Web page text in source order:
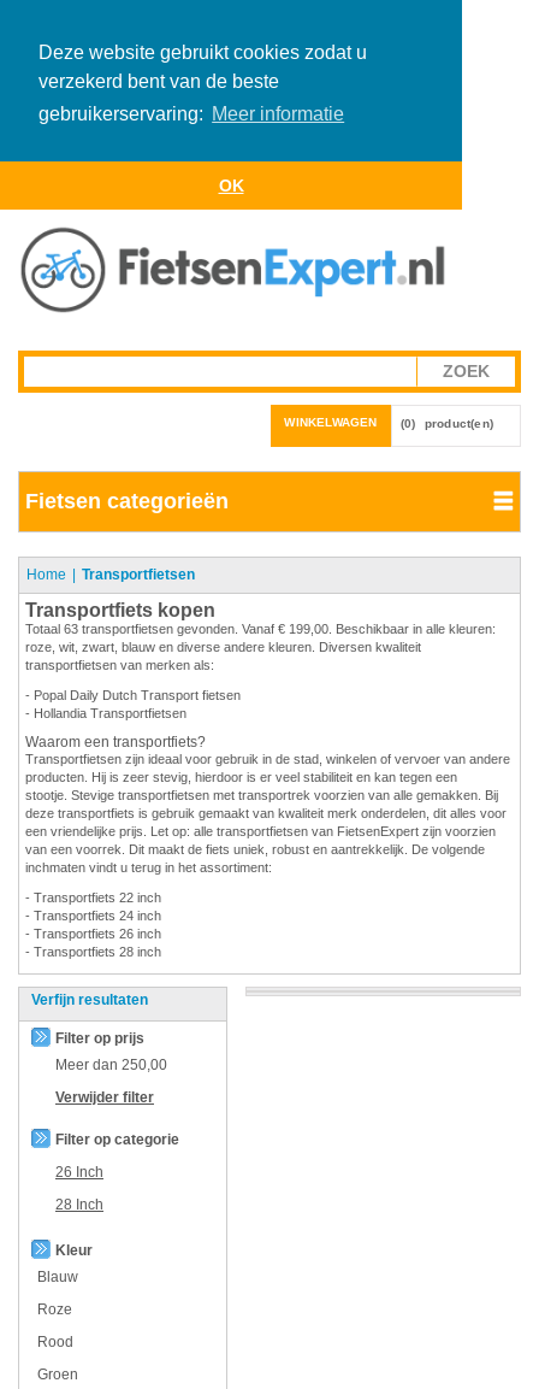
Deze website gebruikt cookies zodat u
verzekerd bent van de beste
gebruikerservaring: Meer informatie
OK
WINKELWAGEN (0) product(en)
Fietsen categorieën
Home Transportfietsen
Transportfiets kopen
Totaal 63 transportfietsen gevonden. Vanaf € 199,00. Beschikbaar in alle kleuren:
roze, wit, zwart, blauw en diverse andere kleuren. Diversen kwaliteit
transportfietsen van merken als:
- Popal Daily Dutch Transport fietsen
- Hollandia Transportfietsen
Waarom een transportfiets?
Transportfietsen zijn ideaal voor gebruik in de stad, winkelen of vervoer van andere
producten. Hij is zeer stevig, hierdoor is er veel stabiliteit en kan tegen een
stootje. Stevige transportfietsen met transportrek voorzien van alle gemakken. Bij
deze transportfiets is gebruik gemaakt van kwaliteit merk onderdelen, dit alles voor
een vriendelijke prijs. Let op: alle transportfietsen van FietsenExpert zijn voorzien
van een voorrek. Dit maakt de fiets uniek, robust en aantrekkelijk. De volgende
inchmaten vindt u terug in het assortiment:
- Transportfiets 22 inch
- Transportfiets 24 inch
- Transportfiets 26 inch
- Transportfiets 28 inch
Verfijn resultaten
Filter op prijs
Meer dan 250,00
Verwijder filter
Filter op categorie
26 Inch
28 Inch
Kleur
Blauw
Roze
Rood
Groen